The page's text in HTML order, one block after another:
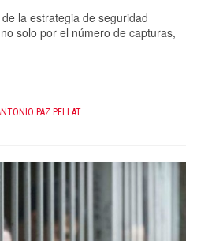
la estrategia de seguridad
solo por el número de capturas,
PAZ PELLAT